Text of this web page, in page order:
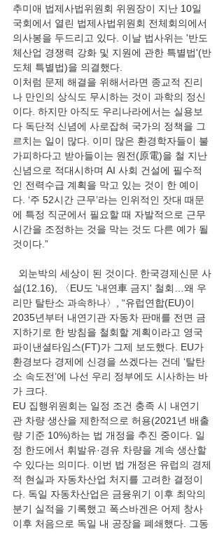
추미애 법제사법위원회 위원장이 지난 10일
국회에서 열린 법제사법위원회 전체회의에서
의사봉을 두드리고 있다. 이날 법사위는 '반도
체산업 경쟁력 강화 및 지원에 관한 특별법'(반
도체 특별법)을 의결했다.
이처럼 문제 해결을 위해서라면 종교적 진리
나 만인의 상식도 무시하는 것이 과학의 정신
이다. 하지만 아직도 우리나라에서는 실용보
다 독단적 신념에 사로잡혀 국가의 정책을 그
르치는 일이 많다. 이미 많은 환경학자들이 불
가피하다고 받아들이는 원전(原電)을 철 지난
신념으로 적대시하며 AI 사회 건설에 필수적
인 전력수급 계획을 막고 있는 것이 한 예이
다. ‘주 52시간 근무’라는 인위적인 잣대 때문
에 특정 직군에서 필요할 때 자발적으로 근무
시간을 조정하는 것을 막는 것도 다른 예가 될
것이다.”
외눈박의 세상이 된 것이다. 한국경제신문 사
설(12.16), 〈EU도 '내연車 금지' 철회…왜 우
리만 탈탄소 과속하나〉, “유럽연합(EU)이
2035년부터 내연기관 자동차 판매를 전면 금
지하기로 한 방침을 철회할 계획이라고 영국
파이낸셜타임스(FT)가 그제 보도했다. EU가
환경보다 경제에 신경을 쓰겠다는 건데 ‘탈탄
소 속도전’에 나선 우리 정부에도 시사하는 바
가 크다.
EU 집행위원회는 일정 조건 충족 시 내연기
관 차량 생산을 제한적으로 허용(2021년 배출
량 기준 10%)하는 법 개정을 추진 중이다. 일
정 한도에서 휘발유·경유 차량을 계속 생산할
수 있다는 의미다. 이번 법 개정은 유럽의 경제
적 현실과 자동차산업 처지를 고려한 결정이
다. 독일 자동차산업은 금융위기 이후 최악의
분기 실적을 기록했고 폭스바겐은 어제 창사
이후 처음으로 독일 내 공장을 폐쇄했다. 그동